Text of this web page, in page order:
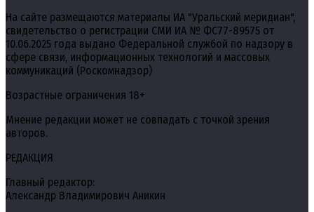
На сайте размещаются материалы ИА "Уральский меридиан",
свидетельство о регистрации СМИ ИА № ФС77-89575 от
10.06.2025 года выдано Федеральной службой по надзору в
сфере связи, информационных технологий и массовых
коммуникаций (Роскомнадзор)
Возрастные ограничения 18+
Мнение редакции может не совпадать с точкой зрения
авторов.
РЕДАКЦИЯ
Главный редактор:
Александр Владимирович Аникин